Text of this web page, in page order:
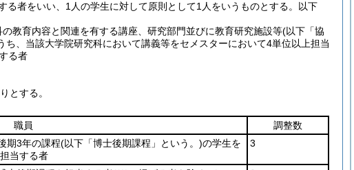
る者をいい、1人の学生に対して原則として1人をいうものとする。以下
教育内容と関連を有する講座、研究部門並びに教育研究施設等(以下「協
、当該大学院研究科において講義等をセメスターにおいて4単位以上担当
る者
とする。
職員
調整数
期3年の課程(以下「博士後期課程」という。)の学生を
当する者
3